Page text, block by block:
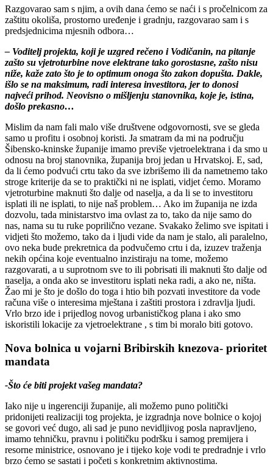
Razgovarao sam s njim, a ovih dana ćemo se naći i s pročelnicom za
zaštitu okoliša, prostorno uređenje i gradnju, razgovarao sam i s
predsjednicima mjesnih odbora…
– Voditelj projekta, koji je uzgred rečeno i Vodičanin, na pitanje
zašto su vjetroturbine nove elektrane tako gorostasne, zašto nisu
niže, kaže zato što je to optimum onoga što zakon dopušta. Dakle,
išlo se na maksimum, radi interesa investitora, jer to donosi
najveći prihod. Neovisno o mišljenju stanovnika, koje je, istina,
došlo prekasno…
Mislim da nam fali malo više društvene odgovornosti, sve se gleda
samo u profitu i osobnoj koristi. Ja smatram da mi na području
Šibensko-kninske županije imamo previše vjetroelektrana i da smo u
odnosu na broj stanovnika, županija broj jedan u Hrvatskoj. E, sad,
da li ćemo podvući crtu tako da sve izbrišemo ili da nametnemo tako
stroge kriterije da se to praktički ni ne isplati, vidjet ćemo. Moramo
vjetroturbine maknuti što dalje od naselja, a da li se to investitoru
isplati ili ne isplati, to nije naš problem… Ako im županija ne izda
dozvolu, tada ministarstvo ima ovlast za to, tako da nije samo do
nas, nama su tu ruke poprilično vezane. Svakako želimo sve ispitati i
vidjeti što možemo, tako da i ljudi vide da nam je stalo, ali paralelno,
ovo neka bude prekretnica da podvučemo crtu i da, izuzev traženja
nekih općina koje eventualno inzistiraju na tome, možemo
razgovarati, a u suprotnom sve to ili pobrisati ili maknuti što dalje od
naselja, a onda ako se investitoru isplati neka radi, a ako ne, ništa.
Žao mi je što je došlo do toga i htio bih pozvati investitore da vode
računa više o interesima mještana i zaštiti prostora i zdravlja ljudi.
Vrlo brzo ide i prijedlog novog urbanističkog plana i ako smo
iskoristili lokacije za vjetroelektrane , s tim bi moralo biti gotovo.
Nova bolnica u vojarni Bribirskih knezova- prioritet
mandata
-Što će biti projekt vašeg mandata?
Iako nije u ingerenciji županije, ali možemo puno politički
pridonijeti realizaciji tog projekta, je izgradnja nove bolnice o kojoj
se govori već dugo, ali sad je puno nevidljivog posla napravljeno,
imamo tehničku, pravnu i političku podršku i samog premijera i
resorne ministrice, osnovano je i tijeko koje vodi te predradnje i vrlo
brzo ćemo se sastati i početi s konkretnim aktivnostima.